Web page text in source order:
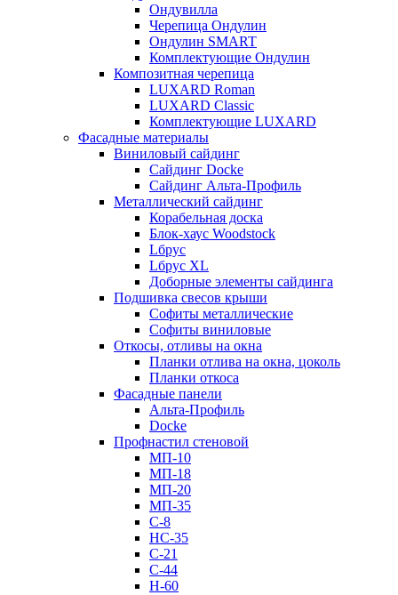
Ондувилла
Черепица Ондулин
Ондулин SMART
Комплектующие Ондулин
Композитная черепица
LUXARD Roman
LUXARD Classic
Комплектующие LUXARD
Фасадные материалы
Виниловый сайдинг
Сайдинг Docke
Сайдинг Альта-Профиль
Металлический сайдинг
Корабельная доска
Блок-хаус Woodstock
Lбрус
Lбрус XL
Доборные элементы сайдинга
Подшивка свесов крыши
Софиты металлические
Софиты виниловые
Откосы, отливы на окна
Планки отлива на окна, цоколь
Планки откоса
Фасадные панели
Альта-Профиль
Docke
Профнастил стеновой
МП-10
МП-18
МП-20
МП-35
С-8
НС-35
С-21
С-44
Н-60